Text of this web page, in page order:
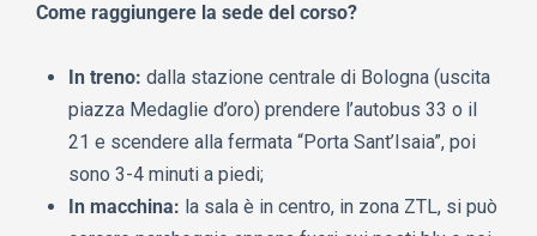
Come raggiungere la sede del corso?
In treno: dalla stazione centrale di Bologna (uscita
piazza Medaglie d’oro) prendere l’autobus 33 o il
21 e scendere alla fermata “Porta Sant’Isaia”, poi
sono 3-4 minuti a piedi;
In macchina: la sala è in centro, in zona ZTL, si può